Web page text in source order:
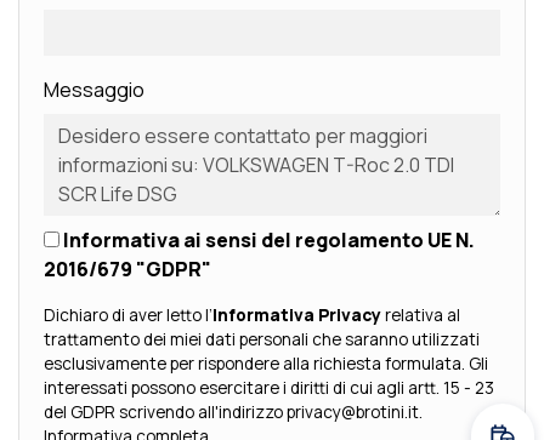
Messaggio
Informativa ai sensi del regolamento UE N.
2016/679 "GDPR"
Dichiaro di aver letto l’Informativa Privacyrelativa al
trattamento dei miei dati personali che saranno utilizzati
esclusivamente per rispondere alla richiesta formulata. Gli
interessati possono esercitare i diritti di cui agli artt. 15 - 23
del GDPR scrivendo all'indirizzo privacy@brotini.it.